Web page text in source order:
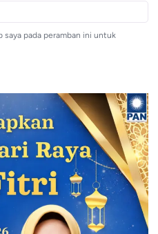
saya pada peramban ini untuk